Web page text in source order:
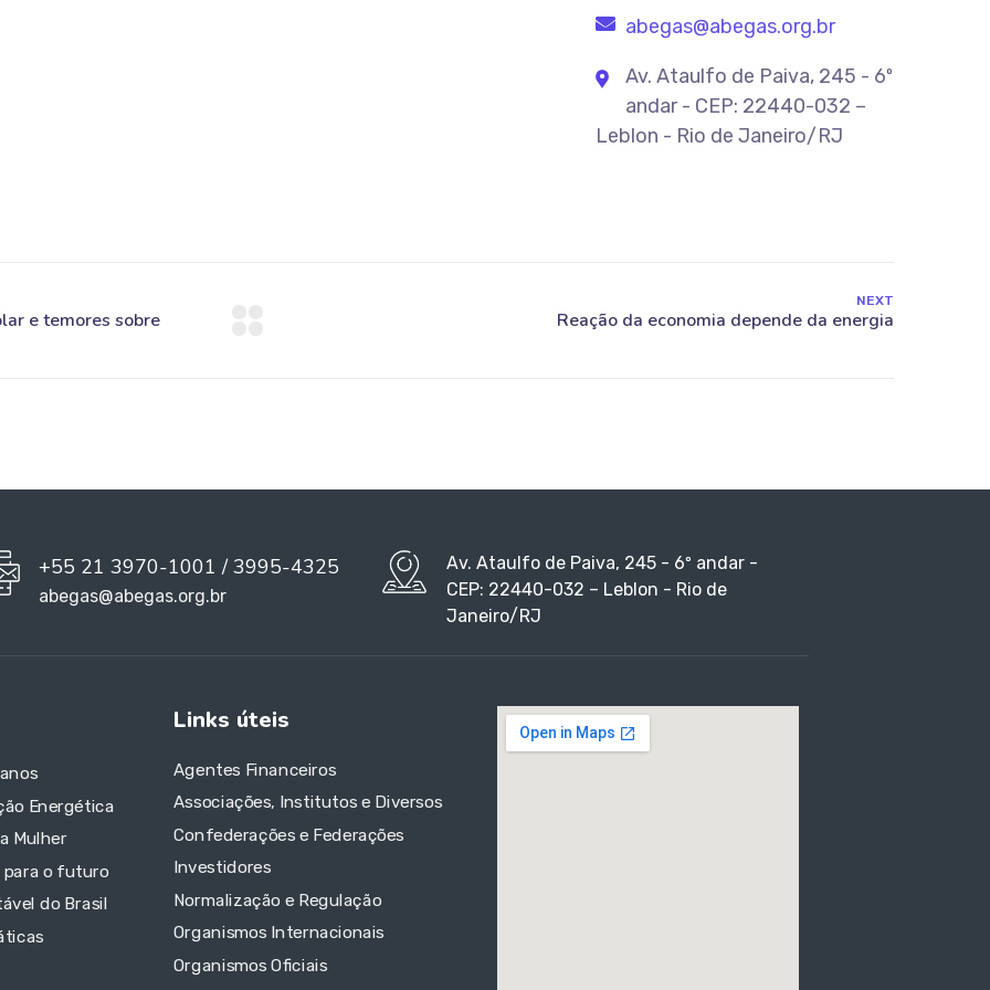
abegas@abegas.org.br
Av. Ataulfo de Paiva, 245 - 6º
andar - CEP: 22440-032 –
Leblon - Rio de Janeiro/RJ
NEXT
+55 21 3970-1001 / 3995-4325
abegas@abegas.org.br
Av. Ataulfo de Paiva, 245 - 6º andar -
CEP: 22440-032 – Leblon - Rio de
Janeiro/RJ
Energética
Mulher
para o futuro
do Brasil
Links úteis
Agentes Financeiros
Associações, Institutos e Diversos
Confederações e Federações
Investidores
Normalização e Regulação
Organismos Internacionais
Organismos Oficiais